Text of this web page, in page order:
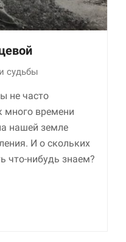
судьбы
не часто
много времени
нашей земле
И о скольких
что-нибудь знаем?
Необходимые
Использование
этих файлов cookie
обязательно. Они
необходимы для
функционирования
веб-сайта.